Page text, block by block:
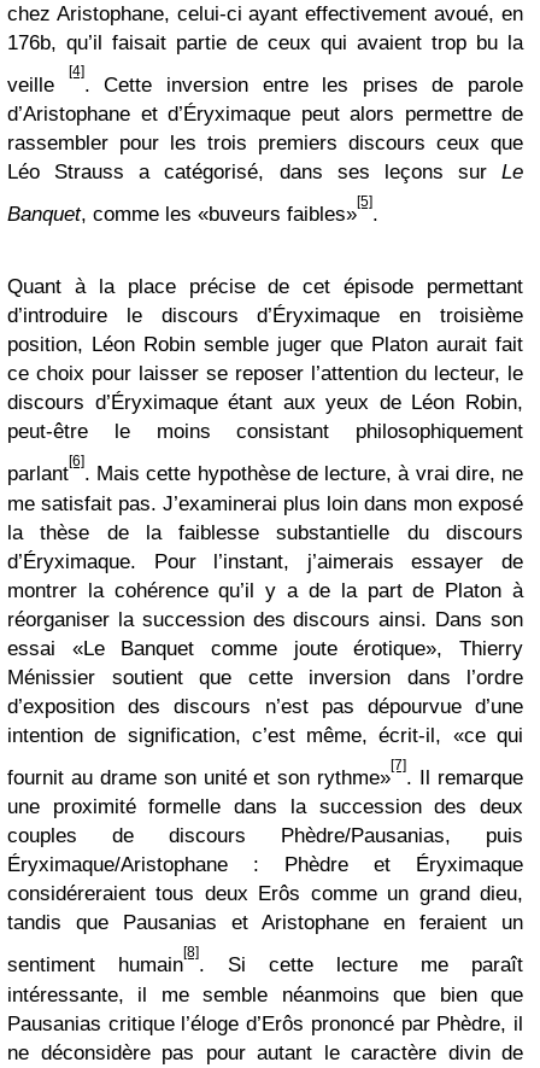
chez Aristophane, celui-ci ayant effectivement avoué, en
176b, qu’il faisait partie de ceux qui avaient trop bu la
veille
[4]
. Cette inversion entre les prises de parole
d’Aristophane et d’Éryximaque peut alors permettre de
rassembler pour les trois premiers discours ceux que
Léo Strauss a catégorisé, dans ses leçons sur Le
Banquet, comme les «buveurs faibles»
[5]
.
Quant à la place précise de cet épisode permettant
d’introduire le discours d’Éryximaque en troisième
position, Léon Robin semble juger que Platon aurait fait
ce choix pour laisser se reposer l’attention du lecteur, le
discours d’Éryximaque étant aux yeux de Léon Robin,
peut-être le moins consistant philosophiquement
parlant
[6]
. Mais cette hypothèse de lecture, à vrai dire, ne
me satisfait pas. J’examinerai plus loin dans mon exposé
la thèse de la faiblesse substantielle du discours
d’Éryximaque. Pour l’instant, j’aimerais essayer de
montrer la cohérence qu’il y a de la part de Platon à
réorganiser la succession des discours ainsi. Dans son
essai «Le Banquet comme joute érotique», Thierry
Ménissier soutient que cette inversion dans l’ordre
d’exposition des discours n’est pas dépourvue d’une
intention de signification, c’est même, écrit-il, «ce qui
fournit au drame son unité et son rythme»
[7]
. Il remarque
une proximité formelle dans la succession des deux
couples de discours Phèdre/Pausanias, puis
Éryximaque/Aristophane : Phèdre et Éryximaque
considéreraient tous deux Erôs comme un grand dieu,
tandis que Pausanias et Aristophane en feraient un
sentiment humain
[8]
. Si cette lecture me paraît
intéressante, il me semble néanmoins que bien que
Pausanias critique l’éloge d’Erôs prononcé par Phèdre, il
ne déconsidère pas pour autant le caractère divin de